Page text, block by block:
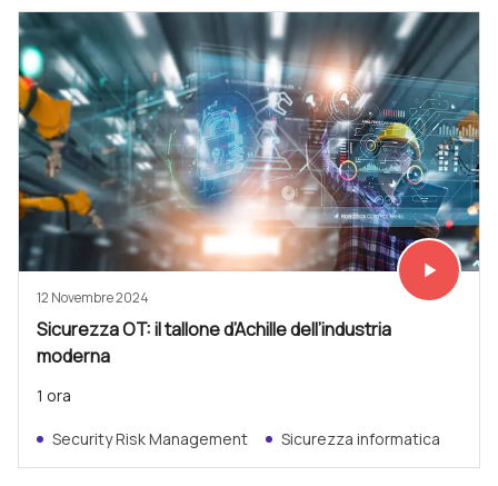
Vedi subito
play_arrow
12 Novembre 2024
Sicurezza OT: il tallone d’Achille dell’industria
moderna
1 ora
Security Risk Management Sicurezza informatica